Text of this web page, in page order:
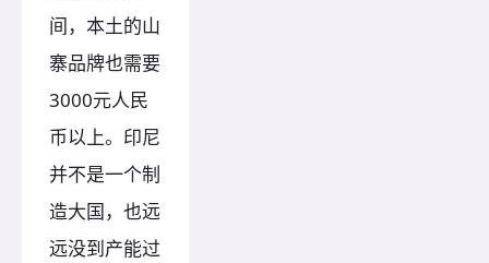
间，本土的山
寨品牌也需要
3000元人民
币以上。印尼
并不是一个制
造大国，也远
远没到产能过